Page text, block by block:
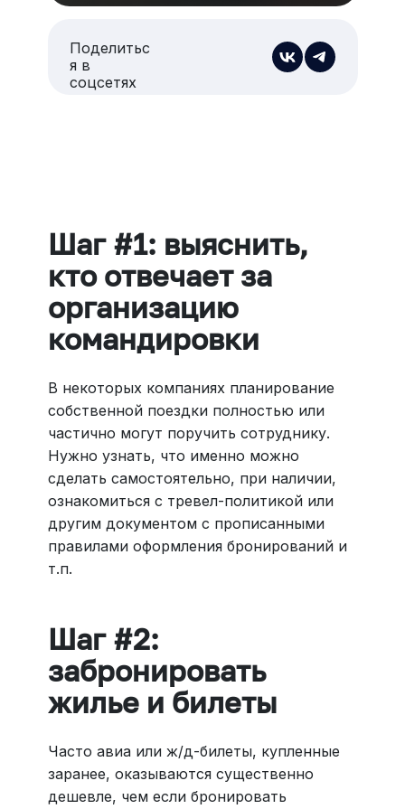
Поделитьс
я в
соцсетях
Шаг #1: выяснить,
кто отвечает за
организацию
командировки
В некоторых компаниях планирование
собственной поездки полностью или
частично могут поручить сотруднику.
Нужно узнать, что именно можно
сделать самостоятельно, при наличии,
ознакомиться с тревел-политикой или
другим документом с прописанными
правилами оформления бронирований и
т.п.
Шаг #2:
забронировать
жилье и билеты
Часто авиа или ж/д-билеты, купленные
заранее, оказываются существенно
дешевле, чем если бронировать